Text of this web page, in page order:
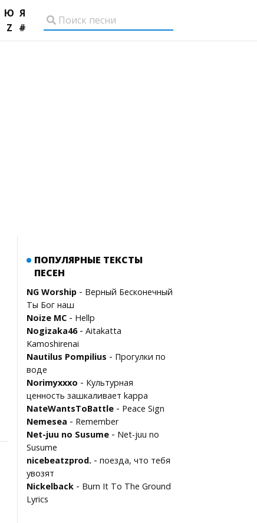
Ю Я
Z #
ПОПУЛЯРНЫЕ ТЕКСТЫ
ПЕСЕН
NG Worship - Верный Бесконечный
Ты Бог наш
Noize MC - Hellp
Nogizaka46- Aitakatta
Kamoshirenai
Nautilus Pompilius - Прогулки по
воде
Norimyxxxo - Культурная
ценность зашкаливает kappa
NateWantsToBattle - Peace Sign
Nemesea - Remember
Net-juu no Susume - Net-juu no
Susume
nicebeatzprod. - поезда, что тебя
увозят
Nickelback - Burn It To The Ground
Lyrics